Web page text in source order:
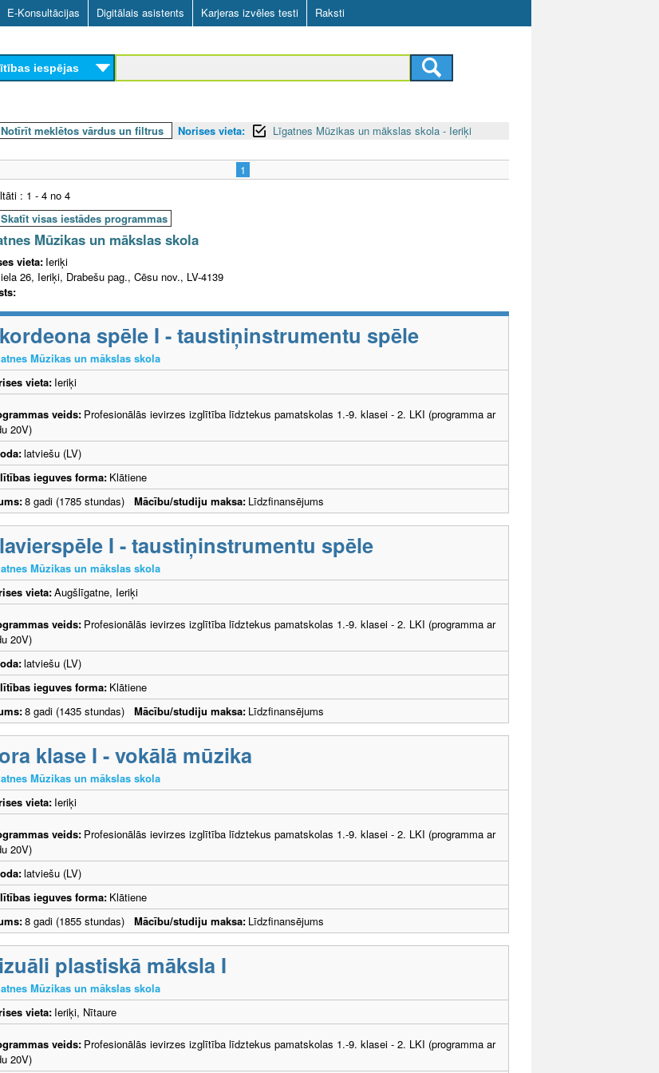
Skip
to
main
content
E-Konsultācijas Digitālais asistents Karjeras izvēles testi Raksti
iespējas
Notīrīt meklētos vārdus un filtrus Norises vieta: Līgatnes Mūzikas un mākslas skola - Ieriķi
1
: 1 - 4 no 4
Skatīt visas iestādes programmas
Mūzikas un mākslas skola
vieta: Ieriķi
26, Ieriķi, Drabešu pag., Cēsu nov., LV-4139
spēle I - taustiņinstrumentu spēle
Mūzikas un mākslas skola
vieta: Ieriķi
veids: Profesionālās ievirzes izglītība līdztekus pamatskolas 1.-9. klasei - 2. LKI (programma ar
20V)
latviešu (LV)
ieguves forma: Klātiene
8 gadi (1785 stundas) Mācību/studiju maksa: Līdzfinansējums
I - taustiņinstrumentu spēle
Mūzikas un mākslas skola
vieta:Augšlīgatne, Ieriķi
veids: Profesionālās ievirzes izglītība līdztekus pamatskolas 1.-9. klasei - 2. LKI (programma ar
20V)
latviešu (LV)
ieguves forma: Klātiene
8 gadi (1435 stundas) Mācību/studiju maksa: Līdzfinansējums
klase I - vokālā mūzika
Mūzikas un mākslas skola
vieta: Ieriķi
veids: Profesionālās ievirzes izglītība līdztekus pamatskolas 1.-9. klasei - 2. LKI (programma ar
20V)
latviešu (LV)
ieguves forma: Klātiene
8 gadi (1855 stundas) Mācību/studiju maksa: Līdzfinansējums
plastiskā māksla I
Mūzikas un mākslas skola
vieta: Ieriķi, Nītaure
veids: Profesionālās ievirzes izglītība līdztekus pamatskolas 1.-9. klasei - 2. LKI (programma ar
20V)